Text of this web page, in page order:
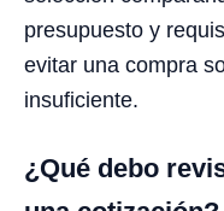
presupuesto y
evitar una compra
insuficiente.
¿Qué debo